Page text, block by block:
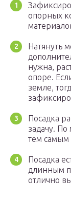
опорных
Натянуть
нужна,
опоре.
земле,
Посадка
задачу. По
тем самым
Посадка
длинным
отлично